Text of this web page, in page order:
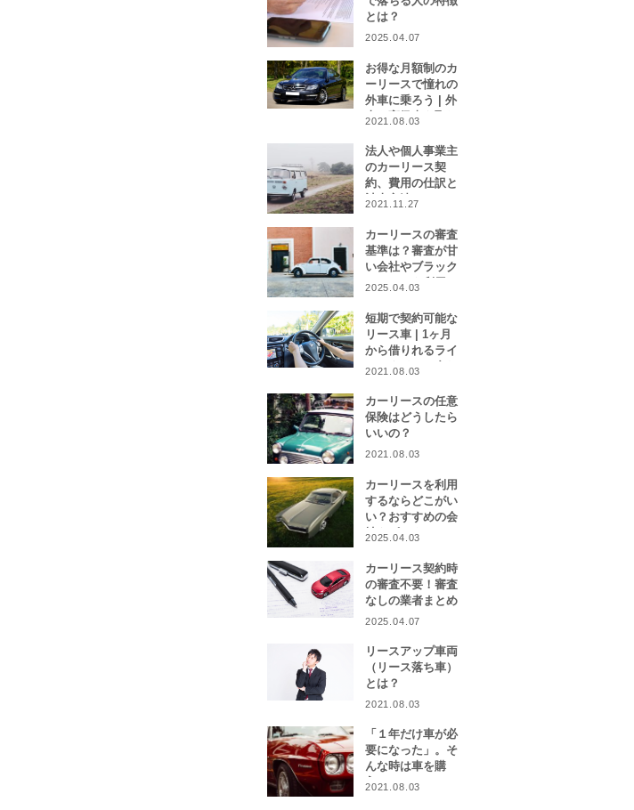
とは？
2025.04.07
お得な月額制のカ
ーリースで憧れの
外車に乗ろう | 外
車や高級車を取り
者をご紹介！
2021.08.03
法人や個人事業主
のカーリース契
約、費用の仕訳と
計上方法は？
2021.11.27
カーリースの審査
基準は？審査が甘
い会社やブラック
リストでも利用で
2025.04.03
短期で契約可能な
リース車 | 1ヶ月
から借りれるライ
フスタイルに合わ
集
2021.08.03
カーリースの任意
保険はどうしたら
いいの？
2021.08.03
カーリースを利用
するならどこがい
い？おすすめの会
社をピックアッ
2025.04.03
カーリース契約時
の審査不要！審査
なしの業者まとめ
2025.04.07
リースアップ車両
（リース落ち車）
とは？
2021.08.03
「１年だけ車が必
要になった」。そ
んな時は車を購
入？カーリース？
2021.08.03